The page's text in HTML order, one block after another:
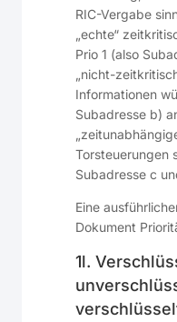
RIC-Vergabe
„echte“
Prio 1 (also
„nicht-
Informationen
Subadresse b)
Torsteuerungen
Subadresse c
Eine
Dokument
1l.